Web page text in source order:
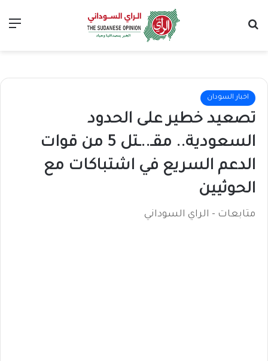
اخبار السودان
تصعيد خطير على الحدود
السعودية.. مقـ..ـتل 5 من قوات
الدعم السريع في اشتباكات مع
الحوثيين
متابعات - الراي السوداني